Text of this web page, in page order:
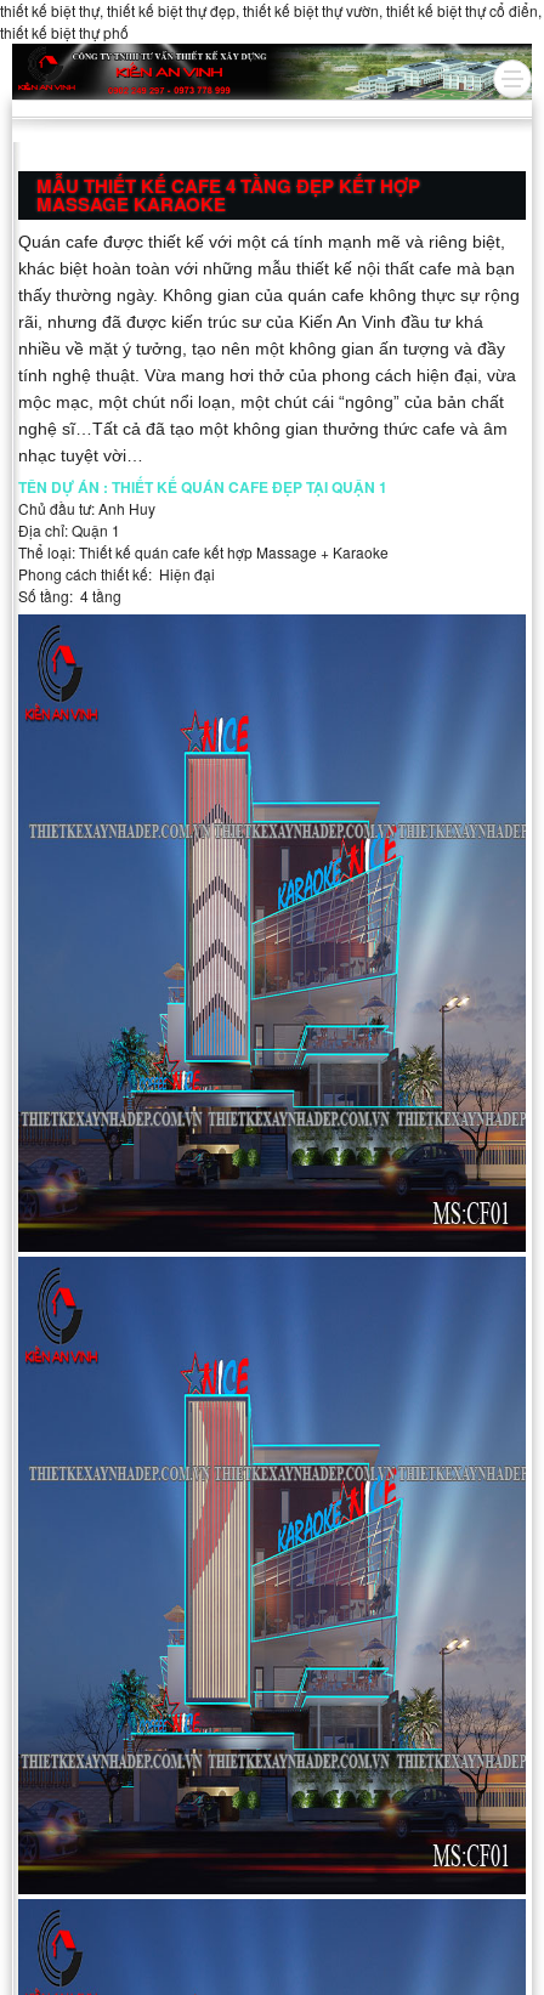
thiết kế biệt thự, thiết kế biệt thự đẹp, thiết kế biệt thự vườn, thiết kế biệt thự cổ điển,
thiết kế biệt thự phố
MẪU THIẾT KẾ CAFE 4 TẦNG ĐẸP KẾT HỢP
MASSAGE KARAOKE
Quán cafe được thiết kế với một cá tính mạnh mẽ và riêng biệt,
khác biệt hoàn toàn với những mẫu thiết kế nội thất cafe mà bạn
thấy thường ngày. Không gian của quán cafe không thực sự rộng
rãi, nhưng đã được kiến trúc sư của Kiến An Vinh đầu tư khá
nhiều về mặt ý tưởng, tạo nên một không gian ấn tượng và đầy
tính nghệ thuật. Vừa mang hơi thở của phong cách hiện đại, vừa
mộc mạc, một chút nổi loạn, một chút cái “ngông” của bản chất
nghệ sĩ…Tất cả đã tạo một không gian thưởng thức cafe và âm
nhạc tuyệt vời…
TÊN DỰ ÁN : THIẾT KẾ QUÁN CAFE ĐẸP TẠI QUẬN 1
Chủ đầu tư: Anh Huy
Địa chỉ: Quận 1
Thể loại: Thiết kế quán cafe kết hợp Massage + Karaoke
Phong cách thiết kế: Hiện đại
Số tầng: 4 tầng